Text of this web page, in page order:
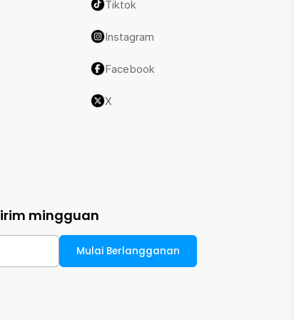
Tiktok
Instagram
Facebook
X
mingguan
Mulai Berlangganan